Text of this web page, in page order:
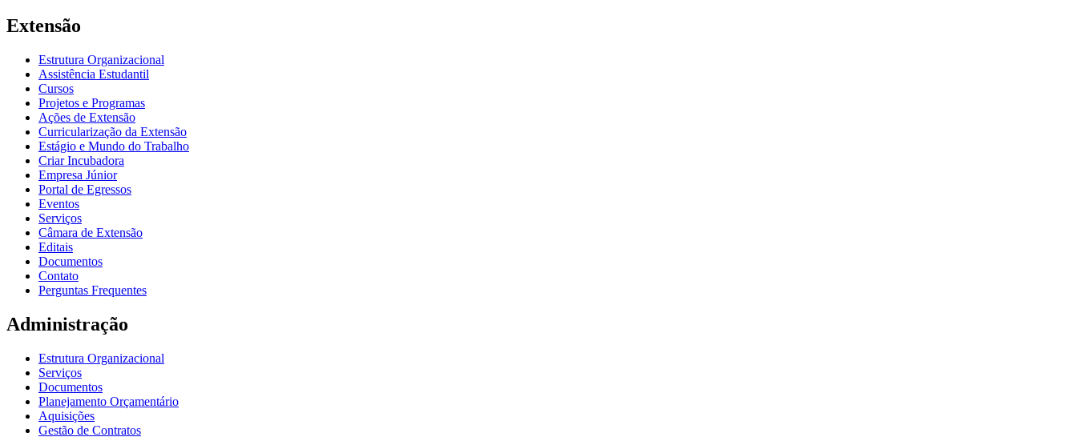
Extensão
Estrutura Organizacional
Assistência Estudantil
Cursos
Projetos e Programas
Ações de Extensão
Curricularização da Extensão
Estágio e Mundo do Trabalho
Criar Incubadora
Empresa Júnior
Portal de Egressos
Eventos
Serviços
Câmara de Extensão
Editais
Documentos
Contato
Perguntas Frequentes
Administração
Estrutura Organizacional
Serviços
Documentos
Planejamento Orçamentário
Aquisições
Gestão de Contratos